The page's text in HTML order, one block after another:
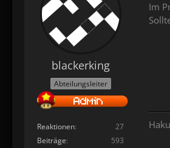
blackerking
Abteilungsleiter
Reaktionen
27
Beiträge
593
Im